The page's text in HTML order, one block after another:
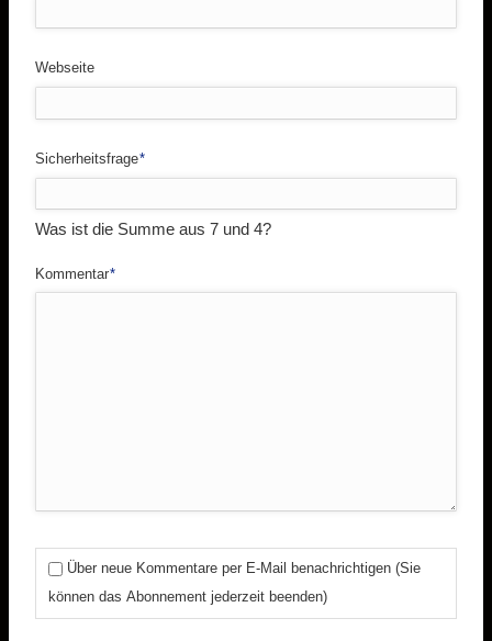
Webseite
Pflichtfeld
Sicherheitsfrage*
Was ist die Summe aus 7 und 4?
Pflichtfeld
Kommentar*
Über neue Kommentare per E-Mail benachrichtigen (Sie
können das Abonnement jederzeit beenden)